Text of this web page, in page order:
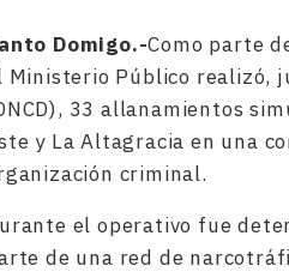
Domigo.-Como parte
Ministerio Público realizó,
33 allanamientos
y La Altagracia en una
criminal.
el operativo fue
de una red de